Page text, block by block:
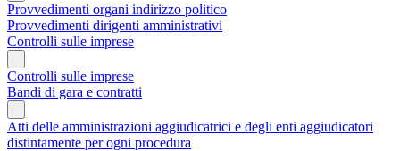
Provvedimenti organi indirizzo politico
Provvedimenti dirigenti amministrativi
Controlli sulle imprese
Controlli sulle imprese
Bandi di gara e contratti
Atti delle amministrazioni aggiudicatrici e degli enti aggiudicatori
distintamente per ogni procedura